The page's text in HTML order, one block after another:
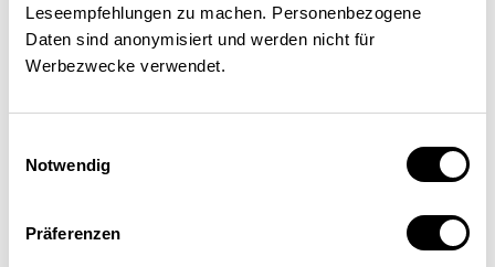
Leseempfehlungen zu machen. Personenbezogene
Daten sind anonymisiert und werden nicht für
Werbezwecke verwendet.
Notwendig
Präferenzen
auf hohem Aggregationsniveau (Kostenblöcke)
verfügbar sein müssen und grösstenteils
bereits vorliegen. Der zusätzliche Aufwand für
durch die Zielvorgabe bestehende und künftige
Ineffizienzen im Gesundheitswesen reduzieren